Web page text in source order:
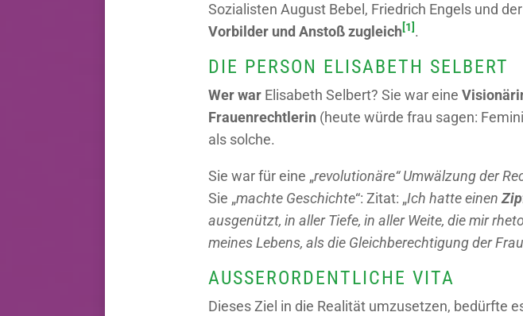
Sozialisten August Bebel, Friedrich Engels und
Vorbilder und Anstoß zugleich [1] .
DIE PERSON ELISABETH SELBERT
Wer war Elisabeth Selbert? Sie war eine
Frauenrechtlerin (heute würde frau sagen:
als solche.
Sie war für eine „revolutionäre“ Umwälzung der
Sie „machte Geschichte“: Zitat: „Ich hatte einen
ausgenützt, in aller Tiefe, in aller Weite, die mir
meines Lebens, als die Gleichberechtigung der
AUSSERORDENTLICHE VITA
Dieses Ziel in die Realität umzusetzen, bedürfte